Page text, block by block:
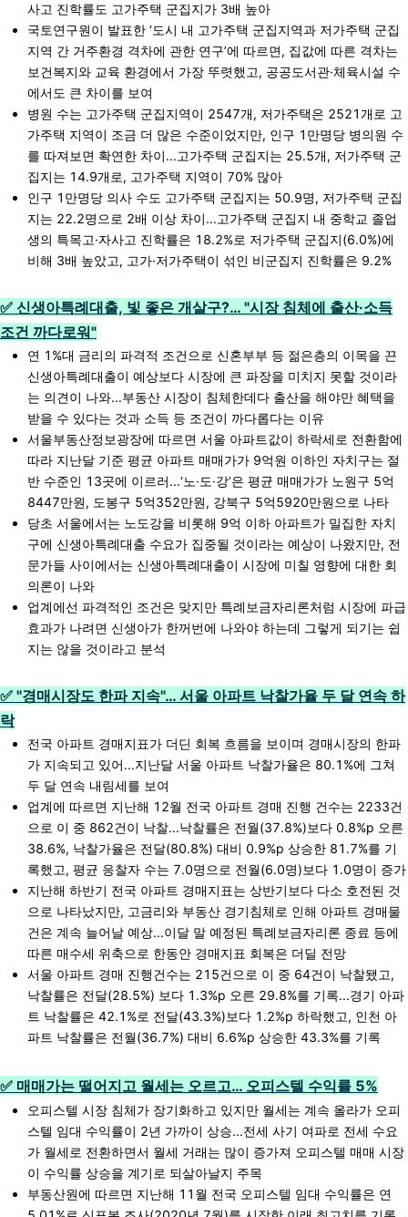
사고 진학률도 고가주택 군집지가 3배 높아
국토연구원이 발표한 ‘도시 내 고가주택 군집지역과 저가주택 군집
지역 간 거주환경 격차에 관한 연구’에 따르면, 집값에 따른 격차는
보건복지와 교육 환경에서 가장 뚜렷했고, 공공도서관·체육시설 수
에서도 큰 차이를 보여
병원 수는 고가주택 군집지역이 2547개, 저가주택은 2521개로 고
가주택 지역이 조금 더 많은 수준이었지만, 인구 1만명당 병의원 수
를 따져보면 확연한 차이...고가주택 군집지는 25.5개, 저가주택 군
집지는 14.9개로, 고가주택 지역이 70% 많아
인구 1만명당 의사 수도 고가주택 군집지는 50.9명, 저가주택 군집
지는 22.2명으로 2배 이상 차이...고가주택 군집지 내 중학교 졸업
생의 특목고·자사고 진학률은 18.2%로 저가주택 군집지(6.0%)에
비해 3배 높았고, 고가·저가주택이 섞인 비군집지 진학률은 9.2%
✅ 신생아특례대출, 빛 좋은 개살구?… "시장 침체에 출산·소득
조건 까다로워"
연 1%대 금리의 파격적 조건으로 신혼부부 등 젊은층의 이목을 끈
신생아특례대출이 예상보다 시장에 큰 파장을 미치지 못할 것이라
는 의견이 나와...부동산 시장이 침체한데다 출산을 해야만 혜택을
받을 수 있다는 것과 소득 등 조건이 까다롭다는 이유
서울부동산정보광장에 따르면 서울 아파트값이 하락세로 전환함에
따라 지난달 기준 평균 아파트 매매가가 9억원 이하인 자치구는 절
반 수준인 13곳에 이르러...‘노·도·강’은 평균 매매가가 노원구 5억
8447만원, 도봉구 5억352만원, 강북구 5억5920만원으로 나타
당초 서울에서는 노도강을 비롯해 9억 이하 아파트가 밀집한 자치
구에 신생아특례대출 수요가 집중될 것이라는 예상이 나왔지만, 전
문가들 사이에서는 신생아특례대출이 시장에 미칠 영향에 대한 회
의론이 나와
업계에선 파격적인 조건은 맞지만 특례보금자리론처럼 시장에 파급
효과가 나려면 신생아가 한꺼번에 나와야 하는데 그렇게 되기는 쉽
지는 않을 것이라고 분석
✅ "경매시장도 한파 지속"… 서울 아파트 낙찰가율 두 달 연속 하
락
전국 아파트 경매지표가 더딘 회복 흐름을 보이며 경매시장의 한파
가 지속되고 있어...지난달 서울 아파트 낙찰가율은 80.1%에 그쳐
두 달 연속 내림세를 보여
업계에 따르면 지난해 12월 전국 아파트 경매 진행 건수는 2233건
으로 이 중 862건이 낙찰...낙찰률은 전월(37.8%)보다 0.8%p 오른
38.6%, 낙찰가율은 전달(80.8%) 대비 0.9%p 상승한 81.7%를 기
록했고, 평균 응찰자 수는 7.0명으로 전월(6.0명)보다 1.0명이 증가
지난해 하반기 전국 아파트 경매지표는 상반기보다 다소 호전된 것
으로 나타났지만, 고금리와 부동산 경기침체로 인해 아파트 경매물
건은 계속 늘어날 예상...이달 말 예정된 특례보금자리론 종료 등에
따른 매수세 위축으로 한동안 경매지표 회복은 더딜 전망
서울 아파트 경매 진행건수는 215건으로 이 중 64건이 낙찰됐고,
낙찰률은 전달(28.5%) 보다 1.3%p 오른 29.8%를 기록...경기 아파
트 낙찰률은 42.1%로 전달(43.3%)보다 1.2%p 하락했고, 인천 아
파트 낙찰률은 전월(36.7%) 대비 6.6%p 상승한 43.3%를 기록
✅ 매매가는 떨어지고 월세는 오르고… 오피스텔 수익률 5%
오피스텔 시장 침체가 장기화하고 있지만 월세는 계속 올라가 오피
스텔 임대 수익률이 2년 가까이 상승...전세 사기 여파로 전세 수요
가 월세로 전환하면서 월세 거래는 많이 증가져 오피스텔 매매 시장
이 수익률 상승을 계기로 되살아날지 주목
부동산원에 따르면 지난해 11월 전국 오피스텔 임대 수익률은 연